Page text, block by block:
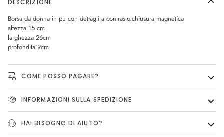
DESCRIZIONE
Borsa da donna in pu con dettagli a contrasto.chiusura magnetica
altezza 15 cm
larghezza 26cm
profondita'9cm
COME POSSO PAGARE?
INFORMAZIONI SULLA SPEDIZIONE
HAI BISOGNO DI AIUTO?